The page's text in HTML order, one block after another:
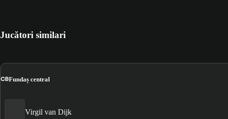
Jucători similari
CBFundaș central
Virgil van Dijk